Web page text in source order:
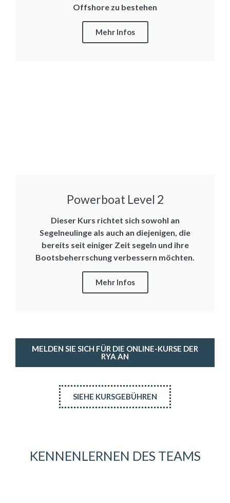
Offshore zu bestehen
Mehr Infos
Powerboat Level 2
Dieser Kurs richtet sich sowohl an
Segelneulinge als auch an diejenigen, die
bereits seit einiger Zeit segeln und ihre
Bootsbeherrschung verbessern möchten.
Mehr Infos
MELDEN SIE SICH FÜR DIE ONLINE-KURSE DER
RYA AN
SIEHE KURSGEBÜHREN
KENNENLERNEN DES TEAMS